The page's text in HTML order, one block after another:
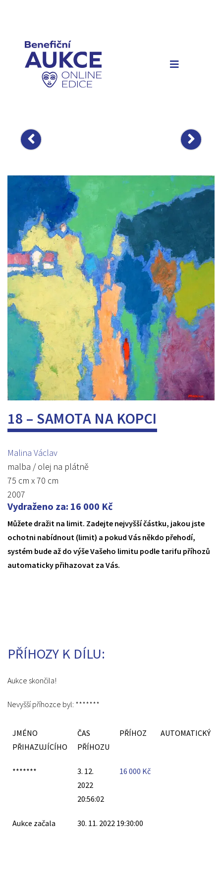
18 – SAMOTA NA KOPCI
Malina Václav
malba / olej na plátně
75 cm x 70 cm
2007
Vydraženo za: 16 000 Kč
Můžete dražit na limit. Zadejte nejvyšší částku, jakou jste
ochotni nabídnout (limit) a pokud Vás někdo přehodí,
systém bude až do výše Vašeho limitu podle tarifu příhozů
automaticky přihazovat za Vás.
PŘÍHOZY K DÍLU:
Aukce skončila!
Nevyšší příhozce byl: *******
JMÉNO
PŘIHAZUJÍCÍHO
ČAS
PŘÍHOZU
PŘÍHOZ AUTOMATICKÝ
*******
3. 12.
2022
20:56:02
16 000 Kč
Aukce začala 30. 11. 2022 19:30:00